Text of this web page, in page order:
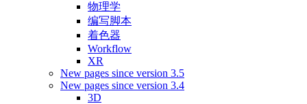
物理学
编写脚本
着色器
Workflow
XR
New pages since version 3.5
New pages since version 3.4
3D